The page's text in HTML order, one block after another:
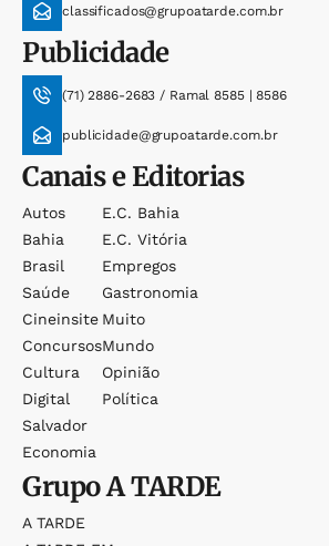
classificados@grupoatarde.com.br
Publicidade
(71) 2886-2683 / Ramal 8585 | 8586
publicidade@grupoatarde.com.br
Canais e Editorias
Autos
Bahia
Brasil
Saúde
Cineinsite
Concursos
Cultura
Digital
Salvador
Economia
E.c. Bahia
E.c. Vitória
Empregos
Gastronomia
Muito
Mundo
Opinião
Política
GrupoA TARDE
A TARDE